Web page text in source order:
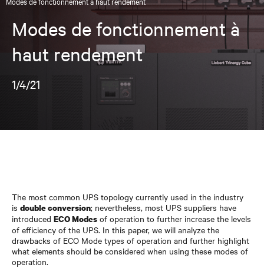
Modes de fonctionnement à
haut rendement
1/4/21
The most common UPS topology currently used in the industry
is double conversion; nevertheless, most UPS suppliers have
introduced ECO Modes of operation to further increase the levels
of efficiency of the UPS. In this paper, we will analyze the
drawbacks of ECO Mode types of operation and further highlight
what elements should be considered when using these modes of
operation.